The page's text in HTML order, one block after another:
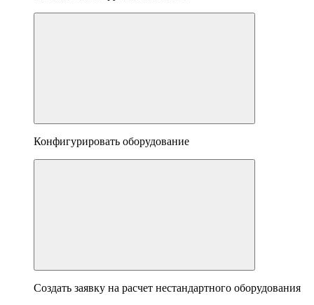
Конфигурировать оборудование
Создать заявку на расчет нестандартного оборудования